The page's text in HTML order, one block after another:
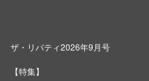
ザ・リバティ2026年9月号
【特集】